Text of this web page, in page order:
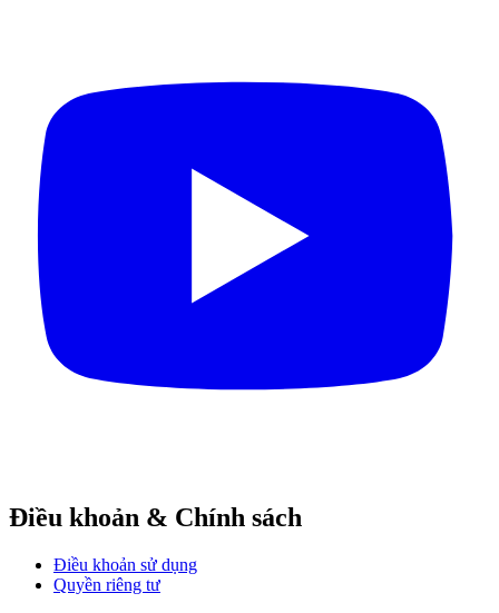
Điều khoản & Chính sách
Điều khoản sử dụng
Quyền riêng tư